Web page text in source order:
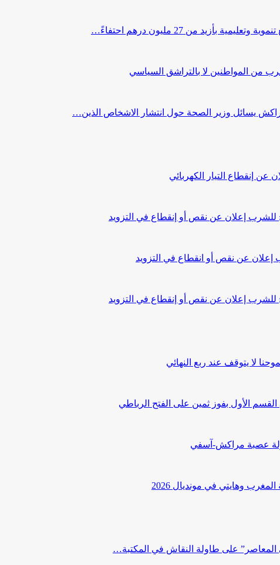
بأزيد من 27 مليون درهم احتفاءً…
من المواطنين لا بالتراشق السياسي
يسائل وزير الصحة حول انتشار الاشخاص الذين…
إنقطاع التيار الكهربائي
للشرب إعلان عن نقص أو إنقطاع في التزويد
عن نقص أو انقطاع في التزويد
للشرب إعلان عن نقص أو إنقطاع في التزويد
لا يتوقف عند ربع النهائي
الأول بفوز ثمين على الفتح الرباطي
عصبة مراكش-آسفي
وهايتي في مونديال 2026
على طاولة النقاش في المكتبة…